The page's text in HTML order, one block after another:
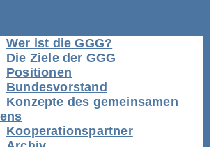
Wer ist die GGG?
Die Ziele der GGG
Positionen
Bundesvorstand
Konzepte des gemeinsamen
Kooperationspartner